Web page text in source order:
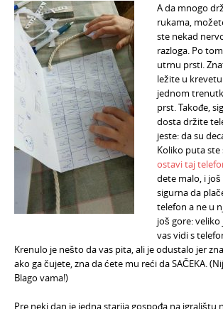
A da mnogo
rukama,
ste nekad
razloga. Po
utrnu prsti.
ležite u
jednom
prst. Takođe,
dosta držite
jeste: da su
Koliko puta ste
ostavi taj
dete malo, i još
sigurna da
telefon a ne u
još gore: veliko
vas vidi s
Krenulo je nešto da vas pita, ali je odustalo jer
ako ga čujete, zna da ćete mu reći da SAČEKA.
Blago vama!)
Pre neki dan je jedna starija gospođa na igralištu